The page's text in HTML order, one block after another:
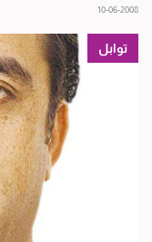
10-06-2008
توابل